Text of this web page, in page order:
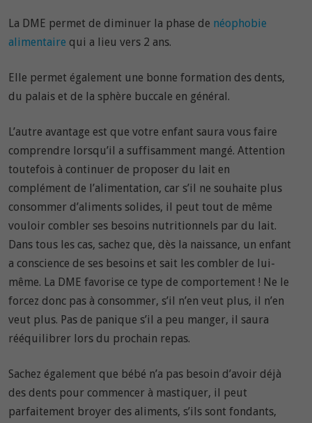
La DME permet de diminuer la phase de néophobie
alimentaire qui a lieu vers 2 ans.
Elle permet également une bonne formation des dents,
du palais et de la sphère buccale en général.
L’autre avantage est que votre enfant saura vous faire
comprendre lorsqu’il a suffisamment mangé. Attention
toutefois à continuer de proposer du lait en
complément de l’alimentation, car s’il ne souhaite plus
consommer d’aliments solides, il peut tout de même
vouloir combler ses besoins nutritionnels par du lait.
Dans tous les cas, sachez que, dès la naissance, un enfant
a conscience de ses besoins et sait les combler de lui-
même. La DME favorise ce type de comportement ! Ne le
forcez donc pas à consommer, s’il n’en veut plus, il n’en
veut plus. Pas de panique s’il a peu manger, il saura
rééquilibrer lors du prochain repas.
Sachez également que bébé n’a pas besoin d’avoir déjà
des dents pour commencer à mastiquer, il peut
parfaitement broyer des aliments, s’ils sont fondants,